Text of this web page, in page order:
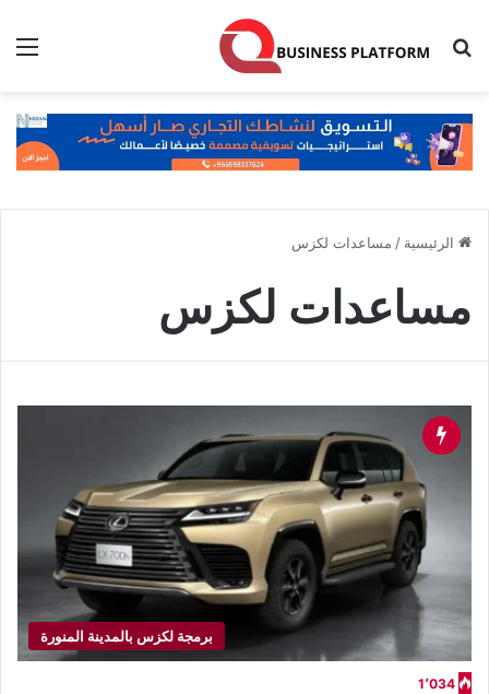
بحث عن
الرئيسية / مساعدات لكزس
مساعدات لكزس
برمجة لكزس بالمدينة المنورة
1٬034